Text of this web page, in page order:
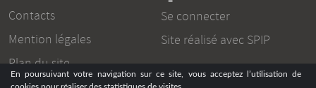
En poursuivant votre navigation sur ce site, vous acceptez l’utilisation de
Contacts
Mention légales
Plan du site
Se connecter
Site réalisé avec SPIP